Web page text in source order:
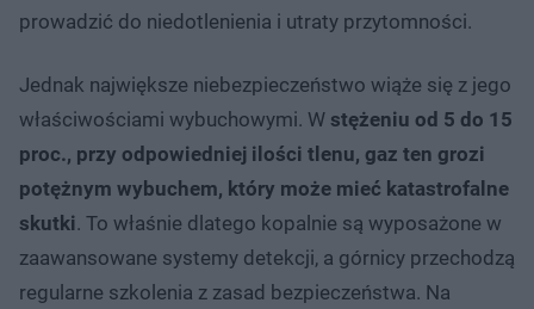
prowadzić do niedotlenienia i utraty przytomności.
Jednak największe niebezpieczeństwo wiąże się z jego
właściwościami wybuchowymi. W stężeniu od 5 do 15
proc., przy odpowiedniej ilości tlenu, gaz ten grozi
potężnym wybuchem, który może mieć katastrofalne
skutki. To właśnie dlatego kopalnie są wyposażone w
zaawansowane systemy detekcji, a górnicy przechodzą
regularne szkolenia z zasad bezpieczeństwa. Na